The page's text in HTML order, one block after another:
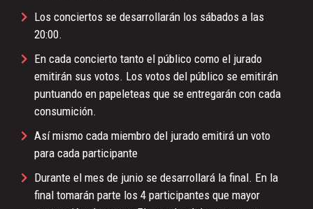
Los conciertos se desarrollarán los sábados a las
20:00.
En cada concierto tanto el público como el jurado
emitirán sus votos. Los votos del público se emitirán
puntuando en papeleteas que se entregarán con cada
consumición.
Así mismo cada miembro del jurado emitirá un voto
para cada participante
Durante el mes de junio se desarrollará la final. En la
final tomarán parte los 4 participantes que mayor